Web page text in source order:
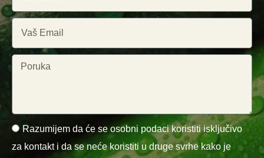
Razumijem da će se osobni podaci koristiti isključivo
za kontakt i da se neće koristiti u druge svrhe kako je